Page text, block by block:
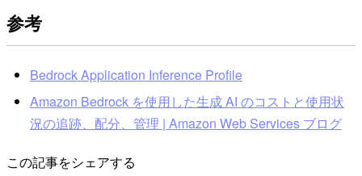
参考
Bedrock Application Inference Profile
Amazon Bedrock を使用した生成 AI のコストと使用状
況の追跡、配分、管理 | Amazon Web Services ブログ
この記事をシェアする